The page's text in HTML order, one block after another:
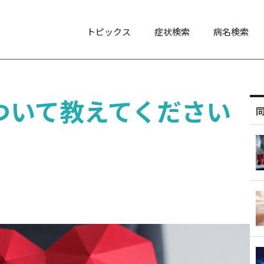
トピックス 症状検索 病名検索
て教えてください